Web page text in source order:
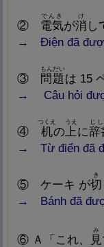
② 電気
khái, khí phách
でんき
が消
け
し
→ Điện đã
③ 問 題
もんだい
は 15
→ Câu hỏi
④ 机
つくえ
の 上
うえ
に辞
じ
→ Từ điển đã
⑤ ケーキ が切
き
→ Bánh đã
⑥ Ａ「これ、 見
み